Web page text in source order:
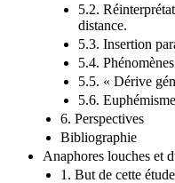
5.2.
distance.
5.3. Insertion
5.4.
5.5. « Dérive
5.6.
6. Perspectives
Bibliographie
Anaphores louches et
1. But de cette étude